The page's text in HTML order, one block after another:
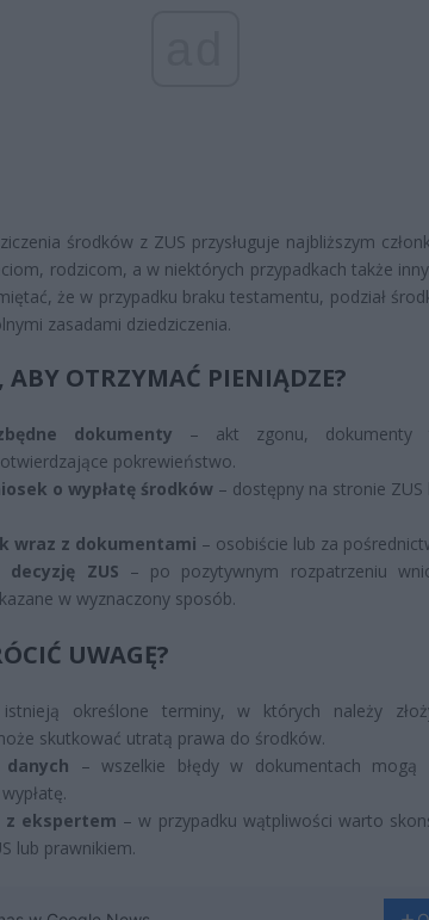
środków z ZUS przysługuje najbliższym
rodzicom, a w niektórych przypadkach także
że w przypadku braku testamentu, podział
zasadami dziedziczenia.
ABY OTRZYMAĆ PIENIĄDZE?
dokumenty – akt zgonu, dokumenty
pokrewieństwo.
o wypłatę środków– dostępny na stronie ZUS
wraz z dokumentami – osobiście lub za
ZUS – po pozytywnym rozpatrzeniu
w wyznaczony sposób.
UWAGĘ?
określone terminy, w których należy
skutkować utratą prawa do środków.
danych – wszelkie błędy w dokumentach mogą
z ekspertem – w przypadku wątpliwości warto
lub prawnikiem.